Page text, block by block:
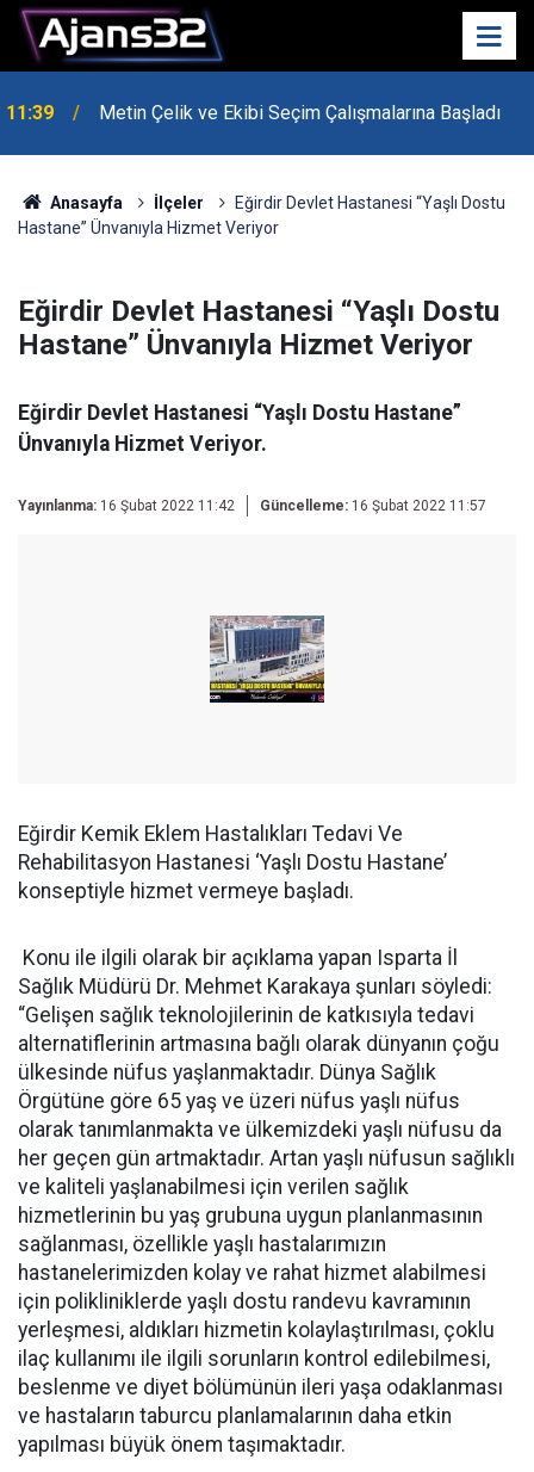
10:15 Hafta Sonu Havalar Nasıl Olacak?
Anasayfa İlçeler
Eğirdir Devlet Hastanesi “Yaşlı Dostu
Hastane” Ünvanıyla Hizmet Veriyor
Eğirdir Devlet Hastanesi “Yaşlı Dostu
Hastane” Ünvanıyla Hizmet Veriyor
Eğirdir Devlet Hastanesi “Yaşlı Dostu Hastane”
Ünvanıyla Hizmet Veriyor.
Yayınlanma: 16 Şubat 2022 11:42 Güncelleme: 16 Şubat 2022 11:57
Eğirdir Kemik Eklem Hastalıkları Tedavi Ve
Rehabilitasyon Hastanesi ‘Yaşlı Dostu Hastane’
konseptiyle hizmet vermeye başladı.
Konu ile ilgili olarak bir açıklama yapan Isparta İl
Sağlık Müdürü Dr. Mehmet Karakaya şunları söyledi:
“Gelişen sağlık teknolojilerinin de katkısıyla tedavi
alternatiflerinin artmasına bağlı olarak dünyanın çoğu
ülkesinde nüfus yaşlanmaktadır. Dünya Sağlık
Örgütüne göre 65 yaş ve üzeri nüfus yaşlı nüfus
olarak tanımlanmakta ve ülkemizdeki yaşlı nüfusu da
her geçen gün artmaktadır. Artan yaşlı nüfusun sağlıklı
ve kaliteli yaşlanabilmesi için verilen sağlık
hizmetlerinin bu yaş grubuna uygun planlanmasının
sağlanması, özellikle yaşlı hastalarımızın
hastanelerimizden kolay ve rahat hizmet alabilmesi
için polikliniklerde yaşlı dostu randevu kavramının
yerleşmesi, aldıkları hizmetin kolaylaştırılması, çoklu
ilaç kullanımı ile ilgili sorunların kontrol edilebilmesi,
beslenme ve diyet bölümünün ileri yaşa odaklanması
ve hastaların taburcu planlamalarının daha etkin
yapılması büyük önem taşımaktadır.